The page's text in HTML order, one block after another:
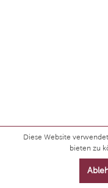
Diese Website
bieten zu